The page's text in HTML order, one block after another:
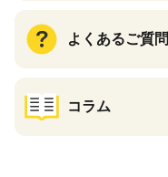
よくあるご質問
コラム